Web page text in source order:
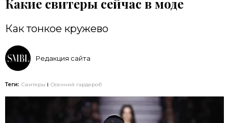
Какие свитеры сейчас в моде
Как тонкое кружево
Редакция сайта
Теги: Свитеры Осенний гардероб